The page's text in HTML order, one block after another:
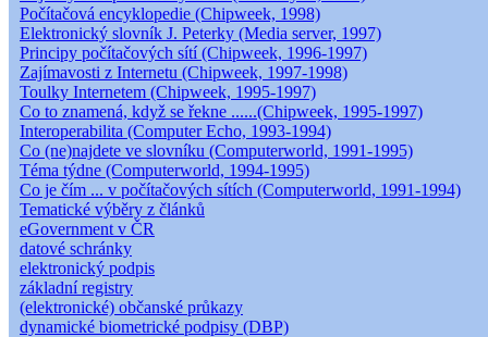
Počítačová encyklopedie (Chipweek, 1998)
Elektronický slovník J. Peterky (Media server, 1997)
Principy počítačových sítí (Chipweek, 1996-1997)
Zajímavosti z Internetu (Chipweek, 1997-1998)
Toulky Internetem (Chipweek, 1995-1997)
Co to znamená, když se řekne ......(Chipweek, 1995-1997)
Interoperabilita (Computer Echo, 1993-1994)
Co (ne)najdete ve slovníku (Computerworld, 1991-1995)
Téma týdne (Computerworld, 1994-1995)
Co je čím ... v počítačových sítích (Computerworld, 1991-1994)
Tematické výběry z článků
eGovernment v ČR
datové schránky
elektronický podpis
základní registry
(elektronické) občanské průkazy
dynamické biometrické podpisy (DBP)